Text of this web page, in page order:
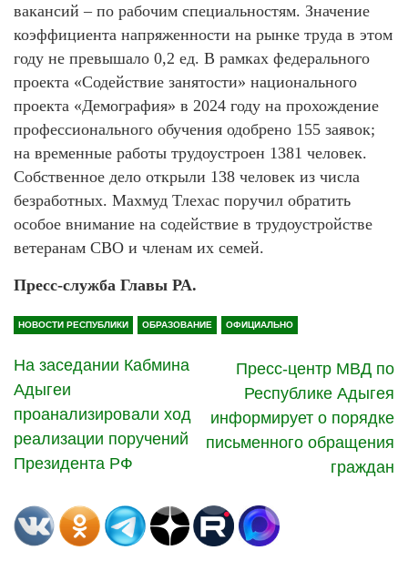
вакансий – по рабочим специальностям. Значение
коэффициента напряженности на рынке труда в этом
году не превышало 0,2 ед. В рамках федерального
проекта «Содействие занятости» национального
проекта «Демография» в 2024 году на прохождение
профессионального обучения одобрено 155 заявок;
на временные работы трудоустроен 1381 человек.
Собственное дело открыли 138 человек из числа
безработных. Махмуд Тлехас поручил обратить
особое внимание на содействие в трудоустройстве
ветеранам СВО и членам их семей.
Пресс-служба Главы РА.
НОВОСТИ РЕСПУБЛИКИ ОБРАЗОВАНИЕ ОФИЦИАЛЬНО
На заседании Кабмина
Адыгеи
проанализировали ход
реализации поручений
Президента РФ
Пресс-центр МВД по
Республике Адыгея
информирует о порядке
письменного обращения
граждан